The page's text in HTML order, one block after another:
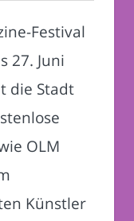
Festival
27. Juni
die Stadt
OLM
Künstler